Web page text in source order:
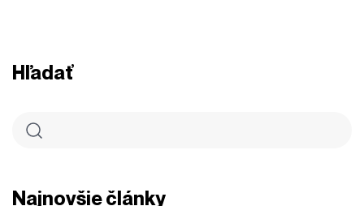
Hľadať
Najnovšie články